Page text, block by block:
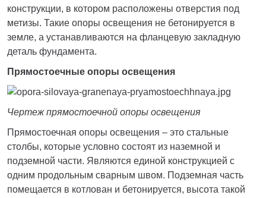
конструкции, в котором расположены отверстия под
метизы. Такие опоры освещения не бетонируется в
земле, а устанавливаются на фланцевую закладную
деталь фундамента.
Прямостоечные опоры освещения
Чертеж прямостоечной опоры освещения
Прямостоечная опоры освещения – это стальные
столбы, которые условно состоят из наземной и
подземной части. Являются единой конструкцией с
одним продольным сварным швом. Подземная часть
помещается в котлован и бетонируется, высота такой